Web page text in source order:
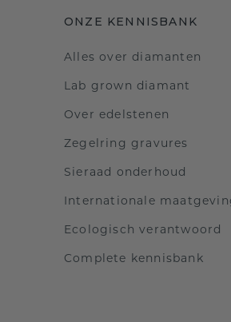
ONZE KENNISBANK
Alles over diamanten
Lab grown diamant
Over edelstenen
Zegelring gravures
Sieraad onderhoud
Internationale
Ecologisch verantwoord
Complete kennisbank